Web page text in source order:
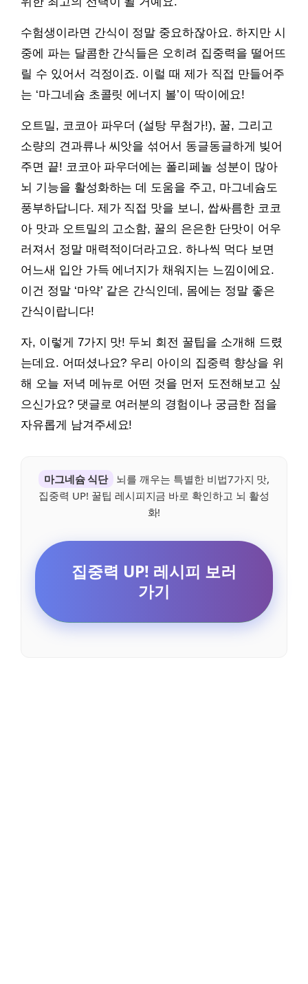
수험생이라면 간식이 정말 중요하잖아요. 하지만 시
중에 파는 달콤한 간식들은 오히려 집중력을 떨어뜨
릴 수 있어서 걱정이죠. 이럴 때 제가 직접 만들어주
는 ‘마그네슘 초콜릿 에너지 볼’이 딱이에요!
오트밀, 코코아 파우더 (설탕 무첨가!), 꿀, 그리고
소량의 견과류나 씨앗을 섞어서 동글동글하게 빚어
주면 끝! 코코아 파우더에는 폴리페놀 성분이 많아
뇌 기능을 활성화하는 데 도움을 주고, 마그네슘도
풍부하답니다. 제가 직접 맛을 보니, 쌉싸름한 코코
아 맛과 오트밀의 고소함, 꿀의 은은한 단맛이 어우
러져서 정말 매력적이더라고요. 하나씩 먹다 보면
어느새 입안 가득 에너지가 채워지는 느낌이에요.
이건 정말 ‘마약’ 같은 간식인데, 몸에는 정말 좋은
간식이랍니다!
자, 이렇게 7가지 맛! 두뇌 회전 꿀팁을 소개해 드렸
는데요. 어떠셨나요? 우리 아이의 집중력 향상을 위
해 오늘 저녁 메뉴로 어떤 것을 먼저 도전해보고 싶
으신가요? 댓글로 여러분의 경험이나 궁금한 점을
자유롭게 남겨주세요!
마그네슘 식단
뇌를 깨우는 특별한 비법7가지 맛,
집중력 UP! 꿀팁 레시피지금 바로 확인하고 뇌 활성
화!
집중력 UP! 레시피 보러
가기